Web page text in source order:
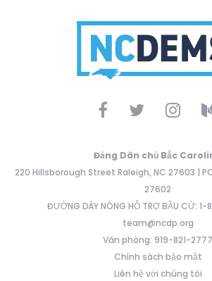
Đảng Dân chủ Bắc
220 Hillsborough Street Raleigh, NC 27603 |
27602
ĐƯỜNG DÂY NÓNG HỖ TRỢ BẦU CỬ:
team@ncdp.org
Văn phòng: 919-821-2777
Chính sách bảo mật
Liên hệ với chúng tôi